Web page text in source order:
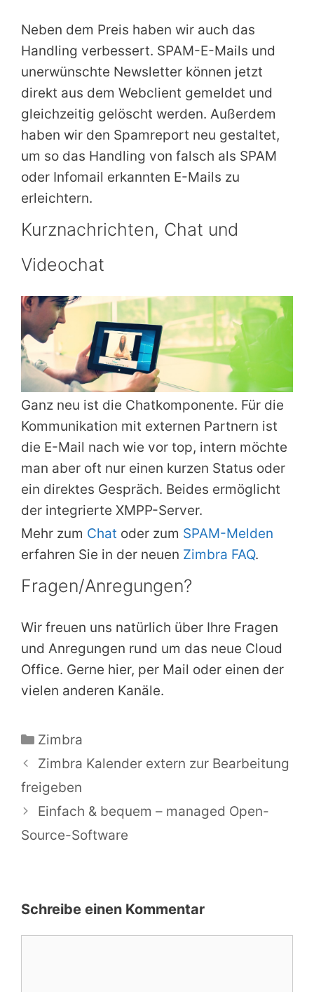
Neben dem Preis haben wir auch das
Handling verbessert. SPAM-E-Mails und
unerwünschte Newsletter können jetzt
direkt aus dem Webclient gemeldet und
gleichzeitig gelöscht werden. Außerdem
haben wir den Spamreport neu gestaltet,
um so das Handling von falsch als SPAM
oder Infomail erkannten E-Mails zu
erleichtern.
Kurznachrichten, Chat und
Videochat
Ganz neu ist die Chatkomponente. Für die
Kommunikation mit externen Partnern ist
die E-Mail nach wie vor top, intern möchte
man aber oft nur einen kurzen Status oder
ein direktes Gespräch. Beides ermöglicht
der integrierte XMPP-Server.
Mehr zum Chat oder zum SPAM-Melden
erfahren Sie in der neuen Zimbra FAQ.
Fragen/Anregungen?
Wir freuen uns natürlich über Ihre Fragen
und Anregungen rund um das neue Cloud
Office. Gerne hier, per Mail oder einen der
vielen anderen Kanäle.
Kategorien
Zimbra
Zimbra Kalender extern zur Bearbeitung
freigeben
Einfach & bequem – managed Open-
Source-Software
Schreibe einen Kommentar